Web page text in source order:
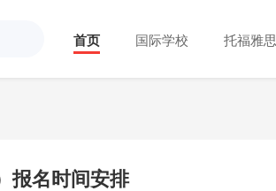
首页 国际学校 托福雅思
报名时间安排